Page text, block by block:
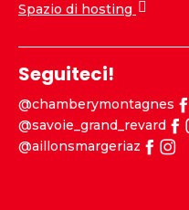
Spazio di hosting
Seguiteci!
@chamberymontagnes
@savoie_grand_revard
@aillonsmargeriaz